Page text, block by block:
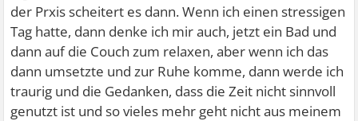
der Prxis scheitert es dann. Wenn ich einen stressigen
Tag hatte, dann denke ich mir auch, jetzt ein Bad und
dann auf die Couch zum relaxen, aber wenn ich das
dann umsetzte und zur Ruhe komme, dann werde ich
traurig und die Gedanken, dass die Zeit nicht sinnvoll
genutzt ist und so vieles mehr geht nicht aus meinem